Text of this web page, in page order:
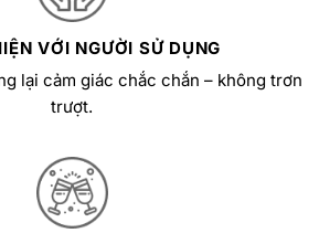
VỚI NGƯỜI SỬ DỤNG
lại cảm giác chắc chắn – không trơn
trượt.